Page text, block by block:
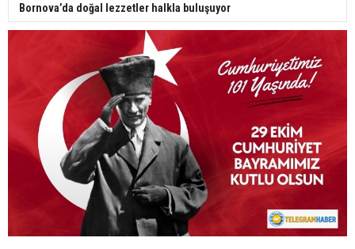
Bornova’da doğal lezzetler halkla buluşuyor